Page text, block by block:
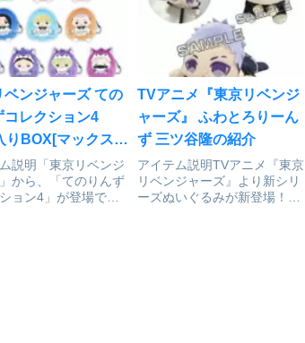
ベンジャーズ ての
コレクション4
りBOX[マックスリ
ド]が予約受付開始
説明「東京リベンジ
から、「てのりんず
ョン4」が登場で
TVアニメ『東京リベンジ
ャーズ』 ふわとろりーん
ず 三ツ谷隆の紹介
アイテム説明TVアニメ『東京
リベンジャーズ』より新シリ
ーズぬいぐるみが新登場！体